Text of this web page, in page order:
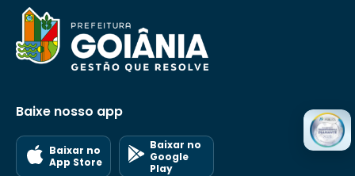
Baixe nosso app
Baixar no
App Store
Baixar no
Google
Play